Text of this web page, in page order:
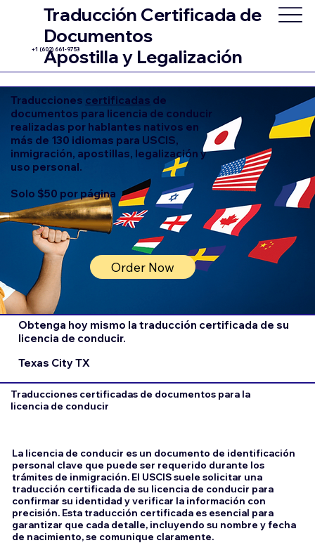
Traducción Certificada de
Documentos
Apostilla y Legalización
+1 (602) 661-9753
Traducciones certificadas de
documentos para licencia de conducir
realizadas por hablantes nativos en
más de 130 idiomas para USCIS,
inmigración, apostillas, legalización y
uso personal.
Solo $50 por página
Order Now
Obtenga hoy mismo la traducción certificada de su
licencia de conducir.
Texas City TX
Traducciones certificadas de documentos para la
licencia de conducir
La licencia de conducir es un documento de identificación
personal clave que puede ser requerido durante los
trámites de inmigración. El USCIS suele solicitar una
traducción certificada de su licencia de conducir para
confirmar su identidad y verificar la información con
precisión. Esta traducción certificada es esencial para
garantizar que cada detalle, incluyendo su nombre y fecha
de nacimiento, se comunique claramente.